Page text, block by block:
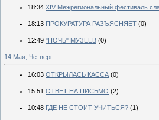
18:34 XIV Межрегиональный фестиваль
18:13 ПРОКУРАТУРА РАЗЪЯСНЯЕТ (0)
12:49 "НОЧЬ" МУЗЕЕВ (0)
14 Мая, Четверг
16:03 ОТКРЫЛАСЬ КАССА (0)
15:51 ОТВЕТ НА ПИСЬМО (2)
10:48 ГДЕ НЕ СТОИТ УЧИТЬСЯ? (1)